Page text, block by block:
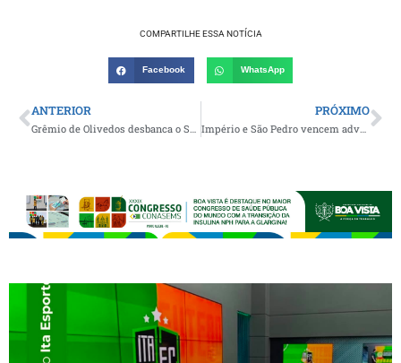
COMPARTILHE ESSA NOTÍCIA
Facebook WhatsApp
ANTERIOR PRÓXIMO
Império e São Pedro vencem adversários e conquistam o título inédito do 1º Campeonato Caraubense de Futsal